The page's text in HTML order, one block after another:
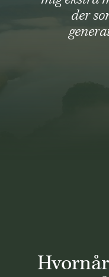
der